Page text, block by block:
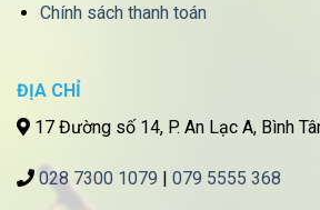
Chính sách thanh toán
ĐỊA CHỈ
17 Đường số 14, P. An Lạc A, Bình
028 7300 1079 | 079 5555 368